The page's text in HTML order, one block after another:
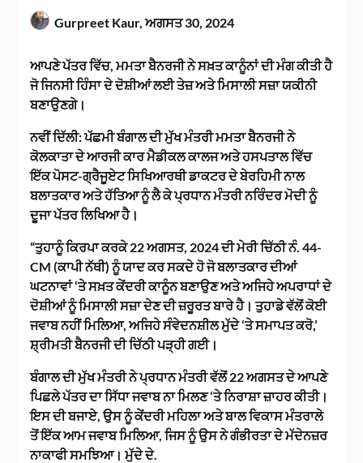
Gurpreet Kaur,ਅਗਸਤ 30, 2024
ਆਪਣੇ ਪੱਤਰ ਵਿੱਚ, ਮਮਤਾ ਬੈਨਰਜੀ ਨੇ ਸਖ਼ਤ ਕਾਨੂੰਨਾਂ ਦੀ ਮੰਗ ਕੀਤੀ ਹੈ
ਜੋ ਜਿਨਸੀ ਹਿੰਸਾ ਦੇ ਦੋਸ਼ੀਆਂ ਲਈ ਤੇਜ਼ ਅਤੇ ਮਿਸਾਲੀ ਸਜ਼ਾ ਯਕੀਨੀ
ਬਣਾਉਣਗੇ।
ਨਵੀਂ ਦਿੱਲੀ: ਪੱਛਮੀ ਬੰਗਾਲ ਦੀ ਮੁੱਖ ਮੰਤਰੀ ਮਮਤਾ ਬੈਨਰਜੀ ਨੇ
ਕੋਲਕਾਤਾ ਦੇ ਆਰਜੀ ਕਾਰ ਮੈਡੀਕਲ ਕਾਲਜ ਅਤੇ ਹਸਪਤਾਲ ਵਿੱਚ
ਇੱਕ ਪੋਸਟ-ਗ੍ਰੈਜੂਏਟ ਸਿਖਿਆਰਥੀ ਡਾਕਟਰ ਦੇ ਬੇਰਹਿਮੀ ਨਾਲ
ਬਲਾਤਕਾਰ ਅਤੇ ਹੱਤਿਆ ਨੂੰ ਲੈ ਕੇ ਪ੍ਰਧਾਨ ਮੰਤਰੀ ਨਰਿੰਦਰ ਮੋਦੀ ਨੂੰ
ਦੂਜਾ ਪੱਤਰ ਲਿਖਿਆ ਹੈ।
“ਤੁਹਾਨੂੰ ਕਿਰਪਾ ਕਰਕੇ 22 ਅਗਸਤ, 2024 ਦੀ ਮੇਰੀ ਚਿੱਠੀ ਨੰ. 44-
CM (ਕਾਪੀ ਨੱਥੀ) ਨੂੰ ਯਾਦ ਕਰ ਸਕਦੇ ਹੋ ਜੋ ਬਲਾਤਕਾਰ ਦੀਆਂ
ਘਟਨਾਵਾਂ ‘ਤੇ ਸਖ਼ਤ ਕੇਂਦਰੀ ਕਾਨੂੰਨ ਬਣਾਉਣ ਅਤੇ ਅਜਿਹੇ ਅਪਰਾਧਾਂ ਦੇ
ਦੋਸ਼ੀਆਂ ਨੂੰ ਮਿਸਾਲੀ ਸਜ਼ਾ ਦੇਣ ਦੀ ਜ਼ਰੂਰਤ ਬਾਰੇ ਹੈ। ਤੁਹਾਡੇ ਵੱਲੋਂ ਕੋਈ
ਜਵਾਬ ਨਹੀਂ ਮਿਲਿਆ, ਅਜਿਹੇ ਸੰਵੇਦਨਸ਼ੀਲ ਮੁੱਦੇ ‘ਤੇ ਸਮਾਪਤ ਕਰੋ,’
ਸ਼੍ਰੀਮਤੀ ਬੈਨਰਜੀ ਦੀ ਚਿੱਠੀ ਪੜ੍ਹੀ ਗਈ।
ਬੰਗਾਲ ਦੀ ਮੁੱਖ ਮੰਤਰੀ ਨੇ ਪ੍ਰਧਾਨ ਮੰਤਰੀ ਵੱਲੋਂ 22 ਅਗਸਤ ਦੇ ਆਪਣੇ
ਪਿਛਲੇ ਪੱਤਰ ਦਾ ਸਿੱਧਾ ਜਵਾਬ ਨਾ ਮਿਲਣ ‘ਤੇ ਨਿਰਾਸ਼ਾ ਜ਼ਾਹਰ ਕੀਤੀ।
ਇਸ ਦੀ ਬਜਾਏ, ਉਸ ਨੂੰ ਕੇਂਦਰੀ ਮਹਿਲਾ ਅਤੇ ਬਾਲ ਵਿਕਾਸ ਮੰਤਰਾਲੇ
ਤੋਂ ਇੱਕ ਆਮ ਜਵਾਬ ਮਿਲਿਆ, ਜਿਸ ਨੂੰ ਉਸ ਨੇ ਗੰਭੀਰਤਾ ਦੇ ਮੱਦੇਨਜ਼ਰ
ਨਾਕਾਫੀ ਸਮਝਿਆ। ਮੁੱਦੇ ਦੇ.